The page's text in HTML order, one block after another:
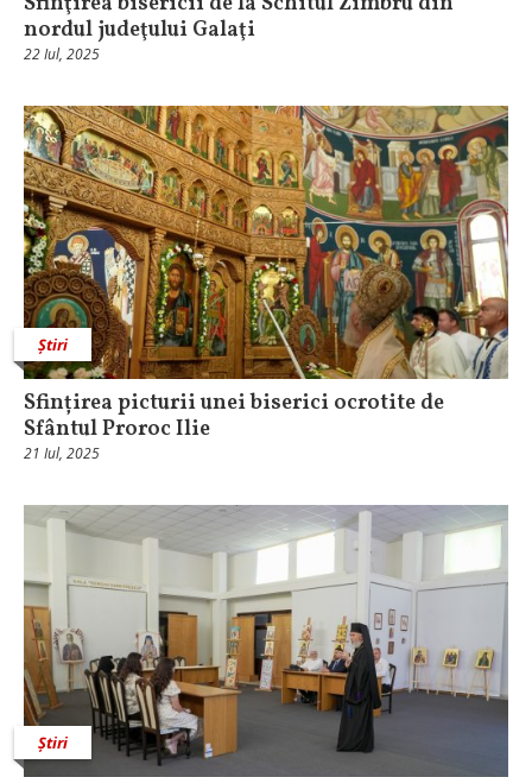
nordul judeţului Galaţi
22 Iul, 2025
Știri
Sfințirea picturii unei biserici ocrotite de
Sfântul Proroc Ilie
21 Iul, 2025
Știri